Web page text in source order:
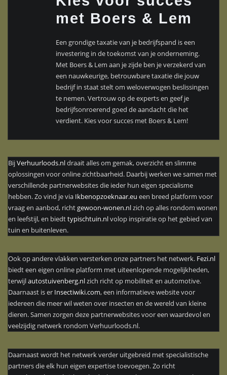
met Boers & Lem
Een grondige taxatie van je bedrijfspand is een
investering in de toekomst van je onderneming.
Met Boers & Lem aan je zijde ben je verzekerd van
een nauwkeurige, betrouwbare taxatie die jouw
bedrijf in staat stelt om weloverwogen beslissingen
te nemen. Vertrouw op de experts en geef je
bedrijfsonroerend goed de aandacht die het
verdient. Kies voor succes met Boers & Lem!
BijVerhuurloods.nldraait alles om gemak, overzicht en slimme
oplossingen voor online zichtbaarheid. Daarbij werken we samen met
verschillende partnerwebsites die ieder hun eigen specialisme
hebben. Zo vind je via Ikbenopzoeknaar.eu een breed platform voor
vraag en aanbod, richtgewoon-wonen.nlzich op alles rondom wonen
en leefstijl, en biedttypischtuin.nlvolop inspiratie op het gebied van
tuin en buitenleven.
Ook op andere vlakken versterken onze partners het netwerk. Fezi.nl
biedt een eigen online platform met uiteenlopende mogelijkheden,
terwijlautostuivenberg.nlzich richt op mobiliteit en automotive.
Daarnaast is er Insectiwiki.com, een informatieve website voor
iedereen die meer wil weten over insecten en de wereld van kleine
dieren. Samen zorgen deze partnerwebsites voor een waardevol en
veelzijdig netwerk rondom Verhuurloods.nl.
Daarnaast wordt het netwerk verder uitgebreid met specialistische
partners die elk hun eigen expertise toevoegen. Zo richt